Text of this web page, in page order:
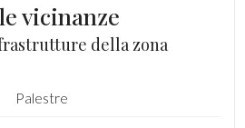
Camere: 7
Locali: 10
vicinanze
della zona
Palestre